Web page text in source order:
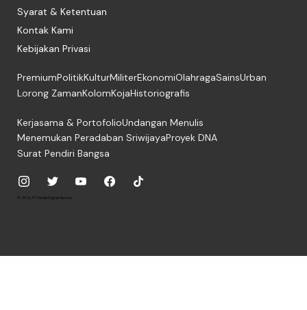
Syarat & Ketentuan
Kontak Kami
Kebijakan Privasi
PremiumPolitikKulturMiliterEkonomiOlahragaSainsUrban
Lorong ZamanKolomKojaHistoriografis
Kerjasama & PortofolioUndangan Menulis
Menemukan Peradaban SriwijayaProyek DNA
Surat Pendiri Bangsa
© 2026, PT. Media Digital Historia.